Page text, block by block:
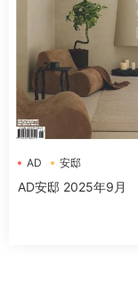
AD 安邸
AD安邸 2025年9月